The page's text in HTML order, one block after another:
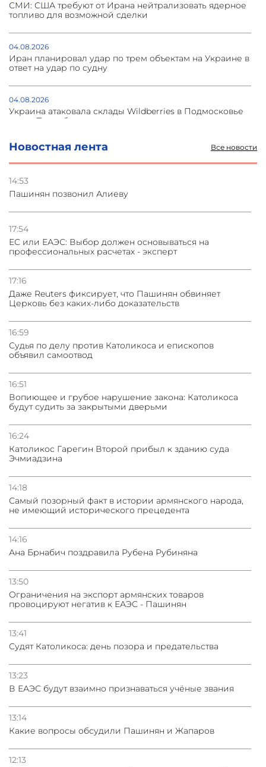
Новостная лента Все новости
14:53
Пашинян позвонил Алиеву
17:54
ЕС или ЕАЭС: Выбор должен основываться на
профессиональных расчетах - эксперт
17:16
Даже Reuters фиксирует, что Пашинян обвиняет
Церковь без каких-либо доказательств
16:59
Судья по делу против Католикоса и епископов
объявил самоотвод
16:51
Вопиющее и грубое нарушение закона: Католикоса
будут судить за закрытыми дверьми
16:24
Католикос Гарегин Второй прибыл к зданию суда
Эчмиадзина
14:18
Самый позорный факт в истории армянского народа,
не имеющий исторического прецедента
14:16
Ана Брнабич поздравила Рубена Рубиняна
13:50
Oграничения на экспорт армянских товаров
провоцируют негатив к ЕАЭС - Пашинян
13:41
Судят Католикоса: день позора и предательства
13:23
В ЕАЭС будут взаимно признаваться учёные звания
13:14
Какие вопросы обсудили Пашинян и Жапаров
12:13
СМИ: США требуют от Ирана нейтрализовать ядерное
топливо для возможной сделки
04.08.2026
Иран планировал удар по трем объектам на Украине в
ответ на удар по судну
04.08.2026
Украина атаковала склады Wildberries в Подмосковье
и под Петербургом
03.08.2026
Стратегия безопасности ОДКБ допускает применение
Азербайджане
31.07.2026
Сотрудничество и очереди – детали визита главы
погрануправления СНБ Армении в Тбилиси